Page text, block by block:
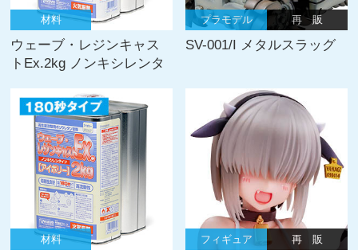
材料
ウェーブ・レジンキャス
トEx.2kg ノンキシレンタ
プラモデル 再 販
SV-001/I メタルスラッグ
材料 フィギュア 再 販